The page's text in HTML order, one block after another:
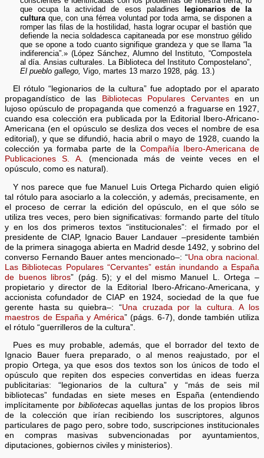
que ocupa la actividad de esos paladines
legionarios de la
culturaque, con una férrea voluntad por toda arma, se disponen a
romper las filas de la hostilidad, hasta lograr ocupar el bastión que
defiende la necia soldadesca capitaneada por ese monstruo gélido
que se opone a todo cuanto signifique grandeza y que se llama “la
indiferencia”.» (López Sánchez, Alumno del Instituto, “Compostela
al día. Ansias culturales. La Biblioteca del Instituto Compostelano”,
El pueblo gallego, Vigo, martes 13 marzo 1928, pág. 13.)
El rótulo “legionarios de la cultura” fue adoptado por el aparato
propagandístico de las
Bibliotecas Populares Cervantesen un
lujoso opúsculo de propaganda que comenzó a fraguarse en 1927,
cuando esa colección era publicada por la Editorial Ibero-Africano-
Americana (en el opúsculo se desliza dos veces el nombre de esa
editorial), y que se difundió, hacia abril o mayo de 1928, cuando la
colección ya formaba parte de la Compañía Ibero-Americana de
Publicaciones S. A. (mencionada más de veinte veces en el
opúsculo, como es natural).
Y nos parece que fue Manuel Luis Ortega Pichardo quien eligió
tal rótulo para asociarlo a la colección, y además, precisamente, en
el proceso de cerrar la edición del opúsculo, en el que sólo se
utiliza tres veces, pero bien significativas: formando parte del título
y en los dos primeros textos “institucionales”: el firmado por el
presidente de CIAP, Ignacio Bauer Landauer –presidente también
de la primera sinagoga abierta en Madrid desde 1492, y sobrino del
converso Fernando Bauer antes mencionado–: “Una obra nacional.
Las Bibliotecas Populares “Cervantes” están inundando a España
de buenos libros” (pág. 5); y el del mismo Manuel L. Ortega –
propietario y director de la Editorial Ibero-Africano-Americana, y
accionista cofundador de CIAP en 1924, sociedad de la que fue
gerente hasta su quiebra–: “Una cruzada por la cultura. A los
maestros de España y América” (págs. 6-7), donde también utiliza
el rótulo “guerrilleros de la cultura”.
Pues es muy probable, además, que el borrador del texto de
Ignacio Bauer fuera preparado, o al menos reajustado, por el
propio Ortega, ya que esos dos textos son los únicos de todo el
opúsculo que repiten dos especies convertidas en ideas fuerza
publicitarias: “legionarios de la cultura” y “más de seis mil
bibliotecas” fundadas en siete meses en España (entendiendo
implícitamente por bibliotecasaquellas juntas de los propios libros
de la colección que irían recibiendo los suscriptores, algunos
particulares de pago pero, sobre todo, suscripciones institucionales
en compras masivas subvencionadas por ayuntamientos,
diputaciones, gobiernos civiles y ministerios).